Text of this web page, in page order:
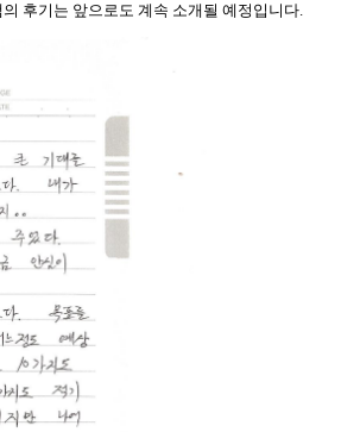
후기는 앞으로도 계속 소개될 예정입니다.